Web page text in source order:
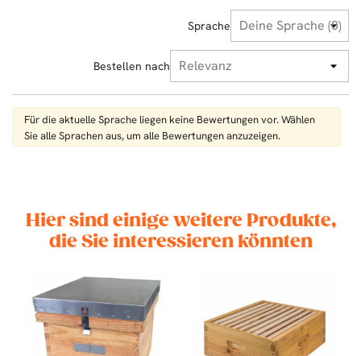
Sprache
Bestellen nach
Für die aktuelle Sprache liegen keine Bewertungen vor. Wählen
Sie alle Sprachen aus, um alle Bewertungen anzuzeigen.
Hier sind einige weitere Produkte,
die Sie interessieren könnten